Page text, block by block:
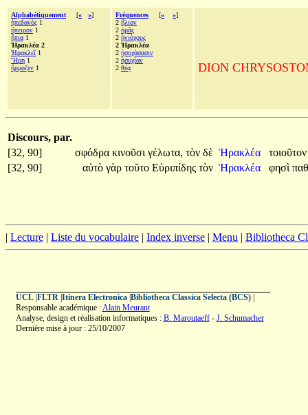
Alphabétiquement [« »]
ἠπεδανὸς 1
ἤπειρον 1
ἤπια 1
Ἡρακλέα 2
Ἡρακλεῖ 1
Ἥρη 1
ἥρμοζεν 1
Fréquences [« »]
2 ἥλιον
2 ἡμᾶς
2 ἡνιόχους
2 Ἡρακλέα
2 ἡσυχάσασιν
2 ἡσυχίαν
2 θέᾳ DION
Discours, par.
[32, 90]
σφόδρα κινοῦσι γέλωτα, τὸν δὲ Ἡρακλέα
[32, 90]
αὐτὸ γὰρ τοῦτο Εὐριπίδης τὸν Ἡρακλέα φησὶ
| Lecture | Liste du vocabulaire | Index inverse | Menu | Bibliotheca
UCL| FLTR| Itinera Electronica| Bibliotheca Classica Selecta (BCS)|
Responsable académique :Alain Meurant
Analyse, design et réalisation informatiques : B. Maroutaeff- J. Schumacher
Dernière mise à jour : 25/10/2007